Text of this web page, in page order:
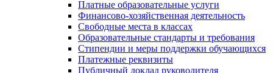
Платные образовательные услуги
Финансово-хозяйственная деятельность
Свободные места в классах
Образовательные стандарты и требования
Стипендии и меры поддержки обучающихся
Платежные реквизиты
Публичный доклад руководителя